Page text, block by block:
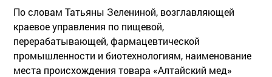
По словам Татьяны Зелениной, возглавляющей
краевое управления по пищевой,
перерабатывающей, фармацевтической
промышленности и биотехнологиям, наименование
места происхождения товара «Алтайский мед»